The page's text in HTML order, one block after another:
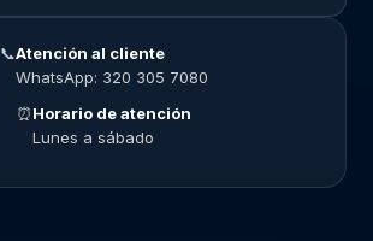
📞Atención al cliente
WhatsApp: 320 305 7080
⏰Horario de atención
Lunes a sábado